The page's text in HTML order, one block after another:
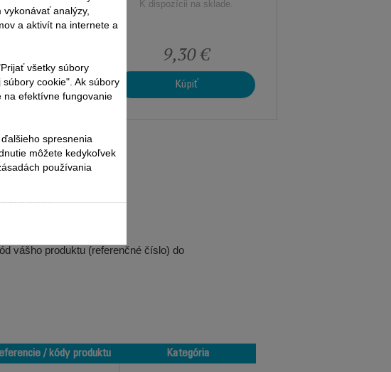
na sklade.
K dispozícii na sklade.
9,30 €
Kúpiť
vášho produktu (referenčné číslo) do
/ kódy produktu
Kategória
vykonávať analýzy,
a aktivít na internete a
všetky súbory
cookie". Ak súbory
na efektívne fungovanie
spresnenia
môžete kedykoľvek
používania